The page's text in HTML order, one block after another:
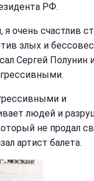
РФ.
очень счастлив
злых и
Сергей Полунин
и
людей и
не продал
артист балета.